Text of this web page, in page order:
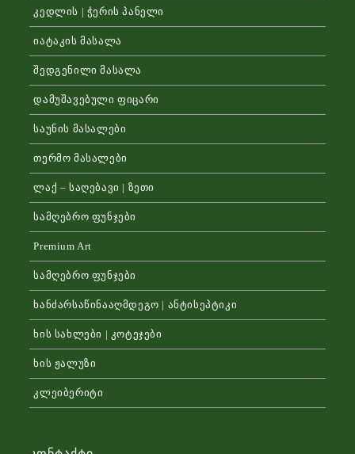
კედლის | ჭერის პანელი
იატაკის მასალა
შედგენილი მასალა
დამუშავებული ფიცარი
საუნის მასალები
თერმო მასალები
ლაქ – საღებავი | ზეთი
სამღებრო ფუნჯები
Premium Art
სამღებრო ფუნჯები
ხანძარსაწინააღმდეგო | ანტისეპტიკი
ხის სახლები | კოტეჯები
ხის ჟალუზი
კლეიბერიტი